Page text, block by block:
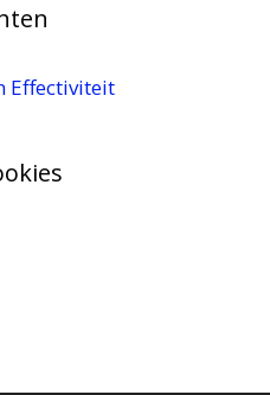
Effectiviteit